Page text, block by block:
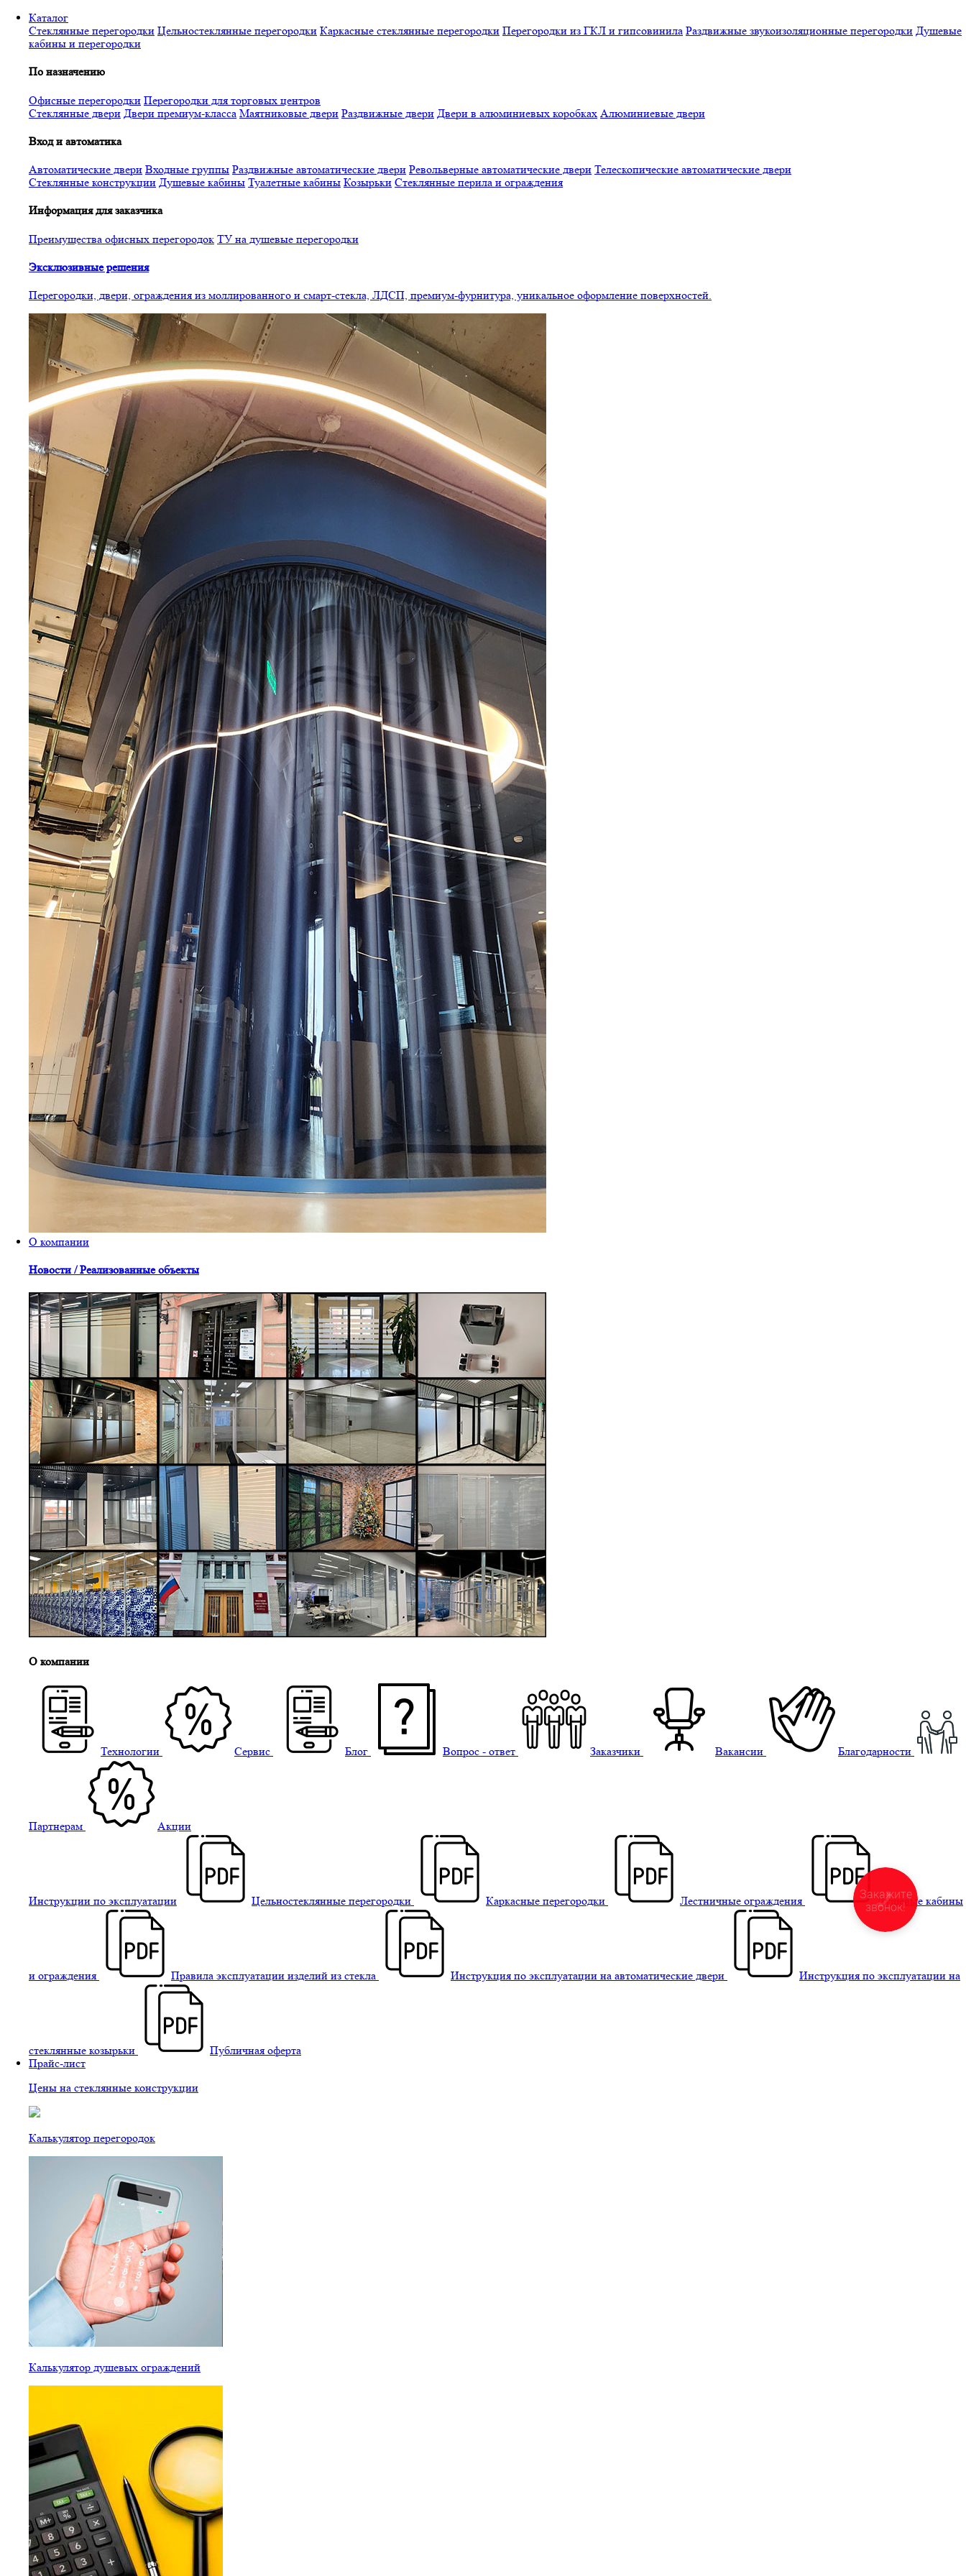
Перейти
основному
Каталог
Стеклянные перегородки Цельностеклянные перегородки Каркасные стеклянные перегородки Перегородки из ГКЛ и гипсовинила Раздвижные звукоизоляционные перегородки Душевые
кабины и перегородки
По назначению
Офисные перегородки Перегородки для торговых центров
Стеклянные двери Двери премиум-класса Маятниковые двери Раздвижные двери Двери в алюминиевых коробках Алюминиевые двери
Вход и автоматика
Автоматические двери Входные группы Раздвижные автоматические двери Револьверные автоматические двери Телескопические автоматические двери
Стеклянные конструкции Душевые кабины Туалетные кабины Козырьки Стеклянные перила и ограждения
Информация для заказчика
Преимущества офисных перегородок ТУ на душевые перегородки
Эксклюзивные решения
Перегородки, двери, ограждения из моллированного и смарт-стекла, ЛДСП, премиум-фурнитура, уникальное оформление поверхностей.
О компании
Новости / Реализованные объекты
О компании
Технологии Сервис Блог Вопрос - ответ Заказчики Вакансии Благодарности
Партнерам Акции
Инструкции по эксплуатации Цельностеклянные перегородки Каркасные перегородки Лестничные ограждения Душевые кабины
и ограждения Правила эксплуатации изделий из стекла Инструкция по эксплуатации на автоматические двери Инструкция по эксплуатации на
стеклянные козырьки
Публичная оферта
Прайс-лист
Цены на стеклянные конструкции
Калькулятор перегородок
Калькулятор душевых ограждений
Закажите
звонок!